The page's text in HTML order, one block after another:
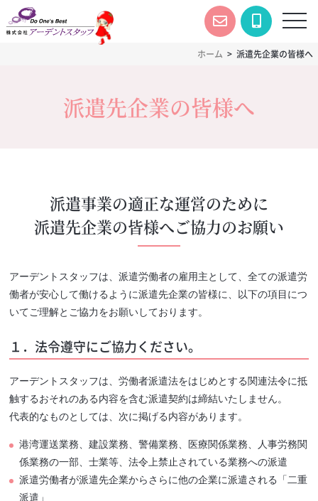
ホーム 派遣先企業の皆様へ
派遣先企業の皆様へ
派遣事業の適正な運営のために
派遣先企業の皆様へご協力のお願い
アーデントスタッフは、派遣労働者の雇用主として、全ての派遣労
働者が安心して働けるように派遣先企業の皆様に、以下の項目につ
いてご理解とご協力をお願いしております。
１．法令遵守にご協力ください。
アーデントスタッフは、労働者派遣法をはじめとする関連法令に抵
触するおそれのある内容を含む派遣契約は締結いたしません。
代表的なものとしては、次に掲げる内容があります。
港湾運送業務、建設業務、警備業務、医療関係業務、人事労務関
係業務の一部、士業等、法令上禁止されている業務への派遣
派遣労働者が派遣先企業からさらに他の企業に派遣される「二重
派遣」